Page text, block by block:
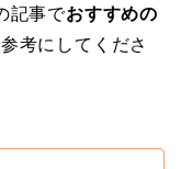
記事でおすすめの
考にしてくださ